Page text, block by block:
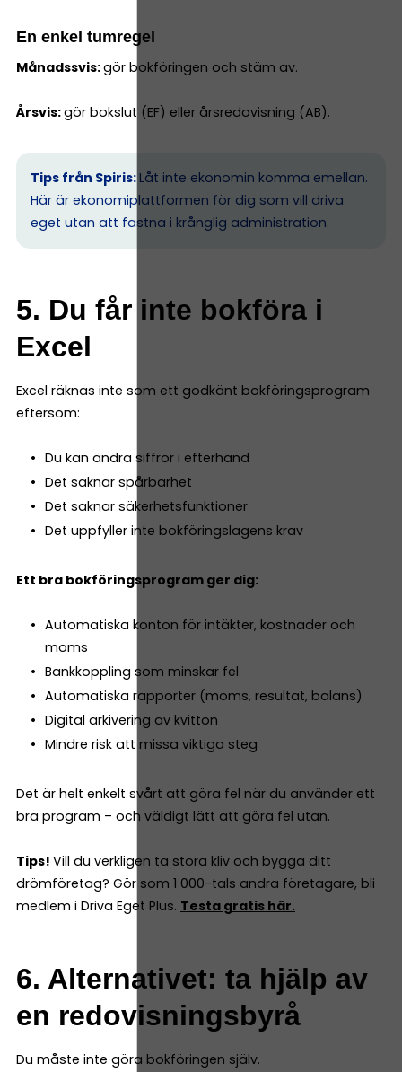
En enkel tumregel
Månadssvis:gör bokföringen och stäm av.
Årsvis:gör bokslut (EF) eller årsredovisning (AB).
Tips från Spiris: Låt inte ekonomin komma emellan.
Här är ekonomiplattformen för dig som vill driva
eget utan att fastna i krånglig administration.
5. Du får inte bokföra i
Excel
Excel räknas inte som ett godkänt bokföringsprogram
eftersom:
Du kan ändra siffror i efterhand
Det saknar spårbarhet
Det saknar säkerhetsfunktioner
Det uppfyller inte bokföringslagens krav
Ett bra bokföringsprogram ger dig:
Automatiska konton för intäkter, kostnader och
moms
Bankkoppling som minskar fel
Automatiska rapporter (moms, resultat, balans)
Digital arkivering av kvitton
Mindre risk att missa viktiga steg
Det är helt enkelt svårt att göra fel när du använder ett
bra program – och väldigt lätt att göra fel utan.
Tips! Vill du verkligen ta stora kliv och bygga ditt
drömföretag? Gör som 1 000-tals andra företagare, bli
medlem i Driva Eget Plus. Testa gratis här.
6. Alternativet: ta hjälp av
en redovisningsbyrå
Du måste inte göra bokföringen själv.